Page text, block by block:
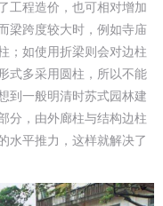
工程造价，也可相对增加
梁跨度较大时，例如寺庙
；如使用折梁则会对边柱
式多采用圆柱，所以不能
到一般明清时苏式园林建
分，由外廊柱与结构边柱
水平推力，这样就解决了